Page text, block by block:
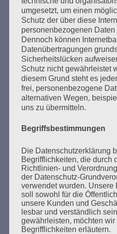
SUCHEN
MARATHONLESUNG
VERBRANNTEN
umgesetzt, um einen
Schutz der über diese
personenbezogenen
Dennoch können
Datenübertragungen
Sicherheitslücken
Schutz nicht gewährleistet
diesem Grund steht es
frei, personenbezogene
alternativen Wegen,
uns zu übermitteln.
Begriffsbestimmungen
Die Datenschutzerklärung
Begrifflichkeiten, die durch
Richtlinien- und
der Datenschutz-
verwendet wurden. Unsere
soll sowohl für die
unsere Kunden und
lesbar und verständlich
gewährleisten, möchten
Begrifflichkeiten erläutern.